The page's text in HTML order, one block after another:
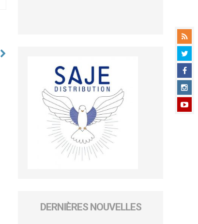
DERNIÈRES NOUVELLES